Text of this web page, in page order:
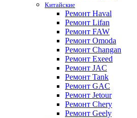
Китайские
Ремонт Haval
Ремонт Lifan
Ремонт FAW
Ремонт Omoda
Ремонт Changan
Ремонт Exeed
Ремонт JAC
Ремонт Tank
Ремонт GAC
Ремонт Jetour
Ремонт Chery
Ремонт Geely